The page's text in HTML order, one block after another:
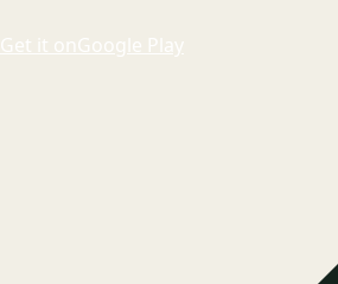
Get it onGoogle Play